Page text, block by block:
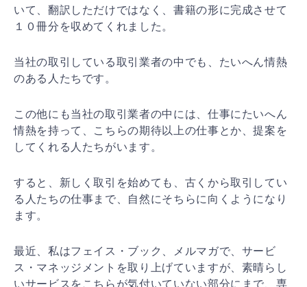
いて、翻訳しただけではなく、書籍の形に完成させて
１０冊分を収めてくれました。
当社の取引している取引業者の中でも、たいへん情熱
のある人たちです。
この他にも当社の取引業者の中には、仕事にたいへん
情熱を持って、こちらの期待以上の仕事とか、提案を
してくれる人たちがいます。
すると、新しく取引を始めても、古くから取引してい
る人たちの仕事まで、自然にそちらに向くようになり
ます。
最近、私はフェイス・ブック、メルマガで、サービ
ス・マネッジメントを取り上げていますが、素晴らし
いサービスをこちらが気付いていない部分にまで、専